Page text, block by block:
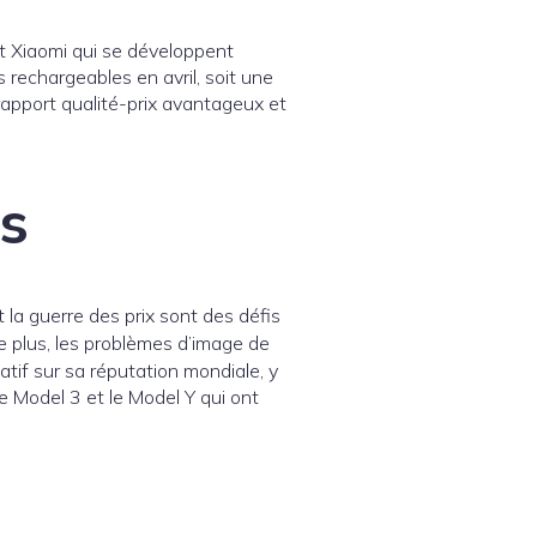
Xiaomi qui se développent
en avril, soit une
qualité-prix avantageux et
guerre des prix sont des défis
les problèmes d’image de
sur sa réputation mondiale, y
Model 3 et le Model Y qui ont